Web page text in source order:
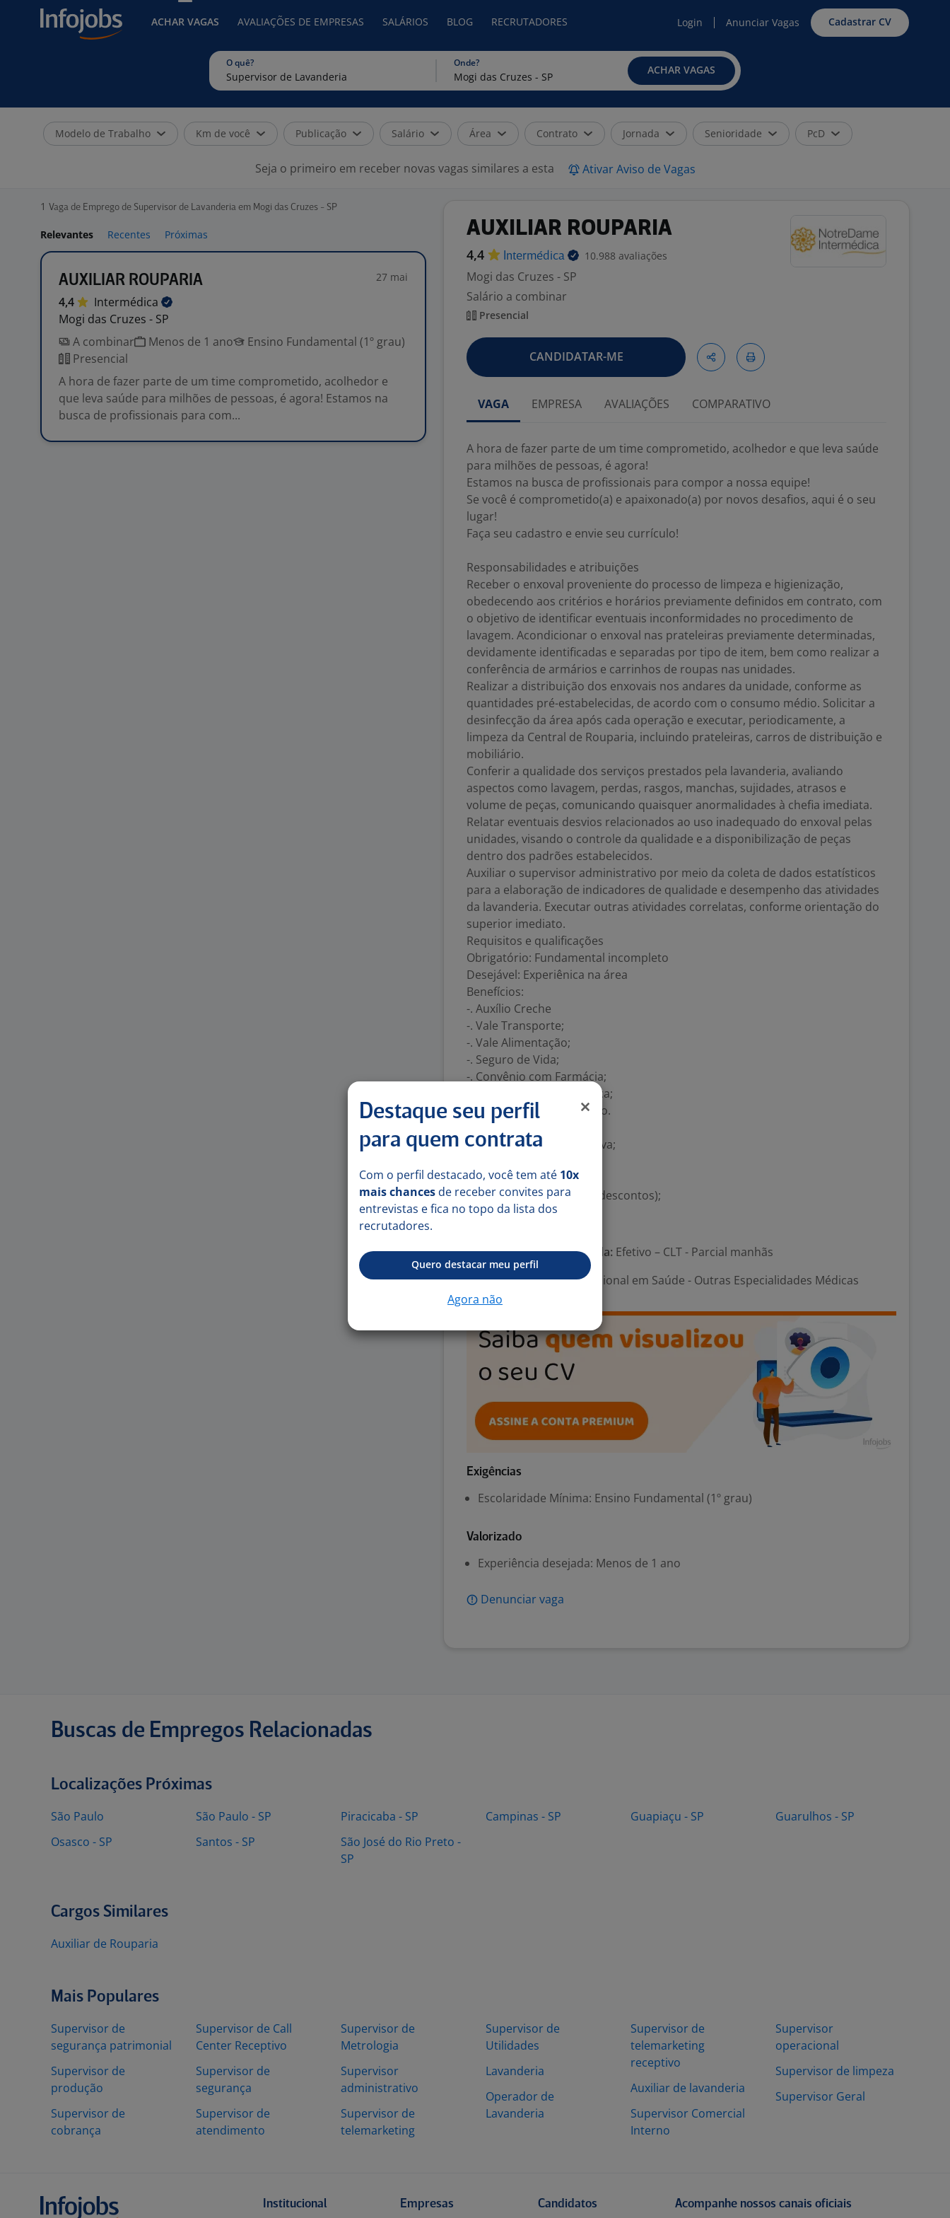
ACHAR VAGAS AVALIAÇÕES DE EMPRESAS SALÁRIOS BLOG RECRUTADORES Login Anunciar Vagas Cadastrar CV
O quê? Onde?
ACHAR VAGAS
Modelo de Trabalho Km de você Publicação Salário Área Contrato Jornada Senioridade PcD
Seja o primeiro em receber novas vagas similares a esta Ativar Aviso de Vagas
1 Vaga de Emprego de Supervisor de Lavanderia em Mogi das Cruzes - SP
Relevantes Recentes Próximas
AUXILIAR ROUPARIA 27 mai
4,4
Intermédica
Mogi das Cruzes - SP
A combinar
Menos de 1 ano
Ensino Fundamental (1º grau)
Presencial
A hora de fazer parte de um time comprometido, acolhedor e
que leva saúde para milhões de pessoas, é agora! Estamos na
busca de profissionais para com...
AUXILIAR ROUPARIA
4,4 Intermédica 10.988 avaliações
Mogi das Cruzes - SP
Salário a combinar
Presencial
CANDIDATAR-ME
VAGA EMPRESA AVALIAÇÕES COMPARATIVO
A hora de fazer parte de um time comprometido, acolhedor e que leva saúde
para milhões de pessoas, é agora!
Estamos na busca de profissionais para compor a nossa equipe!
Se você é comprometido(a) e apaixonado(a) por novos desafios, aqui é o seu
lugar!
Faça seu cadastro e envie seu currículo!
Responsabilidades e atribuições
Receber o enxoval proveniente do processo de limpeza e higienização,
obedecendo aos critérios e horários previamente definidos em contrato, com
o objetivo de identificar eventuais inconformidades no procedimento de
lavagem. Acondicionar o enxoval nas prateleiras previamente determinadas,
devidamente identificadas e separadas por tipo de item, bem como realizar a
conferência de armários e carrinhos de roupas nas unidades.
Realizar a distribuição dos enxovais nos andares da unidade, conforme as
quantidades pré-estabelecidas, de acordo com o consumo médio. Solicitar a
desinfecção da área após cada operação e executar, periodicamente, a
limpeza da Central de Rouparia, incluindo prateleiras, carros de distribuição e
mobiliário.
Conferir a qualidade dos serviços prestados pela lavanderia, avaliando
aspectos como lavagem, perdas, rasgos, manchas, sujidades, atrasos e
volume de peças, comunicando quaisquer anormalidades à chefia imediata.
Relatar eventuais desvios relacionados ao uso inadequado do enxoval pelas
unidades, visando o controle da qualidade e a disponibilização de peças
dentro dos padrões estabelecidos.
Auxiliar o supervisor administrativo por meio da coleta de dados estatísticos
para a elaboração de indicadores de qualidade e desempenho das atividades
da lavanderia. Executar outras atividades correlatas, conforme orientação do
superior imediato.
Requisitos e qualificações
Obrigatório: Fundamental incompleto
Desejável: Experiênica na área
Benefícios:
-. Auxílio Creche
-. Vale Transporte;
-. Vale Alimentação;
-. Seguro de Vida;
-. Convênio com Farmácia;
-. Assistência Odontológica;
-. Programa Conte Comigo.
-. Assistência Médica;
-. Universidade Corporativa;
-. Totalpass;
-. Hapvida (programa de descontos);
Tipo de contrato e Jornada: Efetivo – CLT - Parcial manhãs
Área Profissional:Operacional em Saúde - Outras Especialidades Médicas
Exigências
Escolaridade Mínima: Ensino Fundamental (1º grau)
Valorizado
Experiência desejada: Menos de 1 ano
Denunciar vaga
Buscas de Empregos Relacionadas
Localizações Próximas
São Paulo
Osasco - SP
São Paulo - SP
Santos - SP
Piracicaba - SP
São José do Rio Preto -
SP
Campinas - SP Guapiaçu - SP Guarulhos - SP
Cargos Similares
Auxiliar de Rouparia
Mais Populares
Supervisor de
segurança patrimonial
Supervisor de
produção
Supervisor de
cobrança
Supervisor de Call
Center Receptivo
Supervisor de
segurança
Supervisor de
atendimento
Supervisor de
Metrologia
Supervisor
administrativo
Supervisor de
telemarketing
Supervisor de
Utilidades
Lavanderia
Operador de
Lavanderia
Supervisor de
telemarketing
receptivo
Auxiliar de lavanderia
Supervisor Comercial
Interno
Supervisor
operacional
Supervisor de limpeza
Supervisor Geral
Destaque seu perfil
para quem contrata
Com o perfil destacado, você tem até 10x
mais chances de receber convites para
entrevistas e fica no topo da lista dos
recrutadores.
Quero destacar meu perfil
Agora não
Institucional Empresas Candidatos Acompanhe nossos canais oficiais